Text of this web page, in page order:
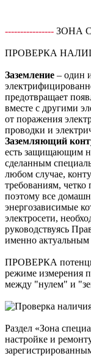
---------------- ЗОНА
ПРОВЕРКА
Заземление – один
предотвращает
вместе с другими
от поражения
проводки и
Заземляющий
есть защищающим
сделанным
любом случае,
требованиям,
поэтому все
энергозависимые
электросети,
руководствуясь
именно
ПРОВЕРКА
режиме измерения
между "нулем" и
Раздел «Зона
настройке и